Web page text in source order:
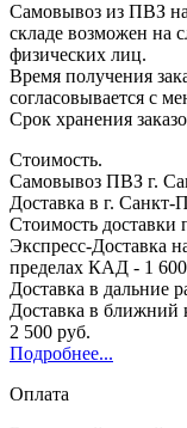
Самовывоз из ПВЗ
складе возможен на
физических лиц.
Время получения
согласовывается с
Срок хранения
Стоимость.
Самовывоз ПВЗ г.
Доставка в г. Санкт-
Стоимость
Экспресс-Доставка
пределах КАД - 1
Доставка в дальние
Доставка в ближний
2 500 руб.
Подробнее...
Оплата